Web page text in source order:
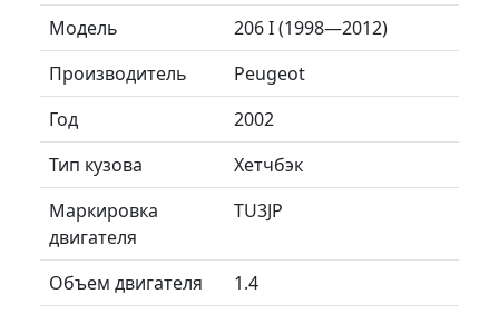
Модель
206 I (1998—2012)
Производитель
Peugeot
Год
2002
Тип кузова
Хетчбэк
Маркировка
двигателя
TU3JP
Объем двигателя
1.4